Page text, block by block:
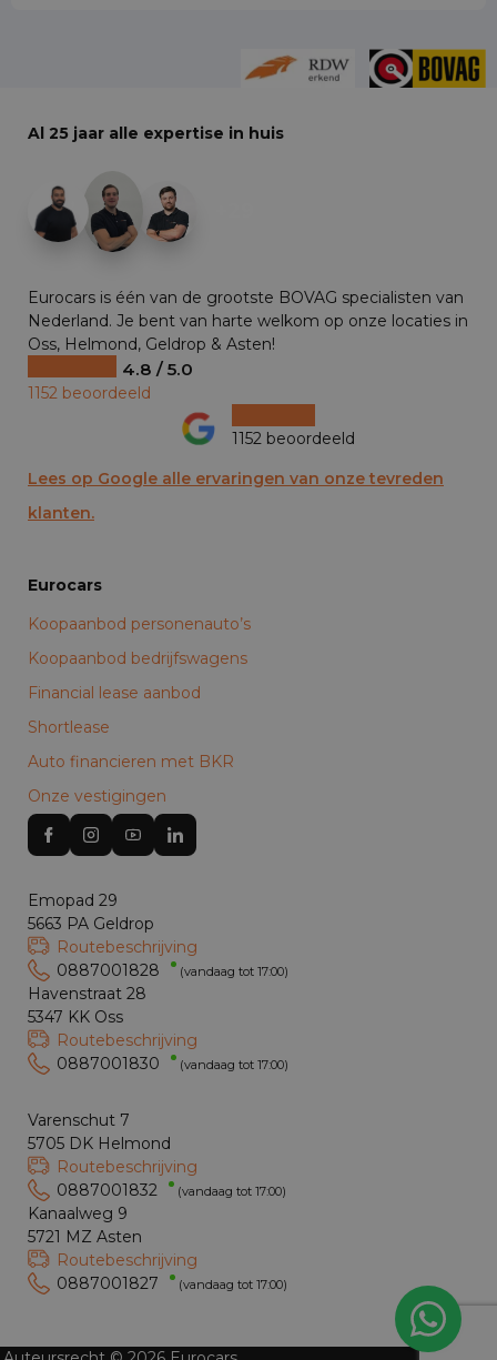
Al 25 jaar alle expertise in huis
Eurocars is één van de grootste BOVAG specialisten van
Nederland. Je bent van harte welkom op onze locaties in
Oss, Helmond, Geldrop & Asten!
4.8 / 5.0
1152 beoordeeld
1152 beoordeeld
Lees op Google alle ervaringen van onze tevreden
klanten.
Eurocars
Koopaanbod personenauto’s
Koopaanbod bedrijfswagens
Financial lease aanbod
Shortlease
Auto financieren met BKR
Onze vestigingen
Emopad 29
5663 PA Geldrop
Routebeschrijving
0887001828
(vandaag tot 17:00)
Havenstraat 28
5347 KK Oss
Routebeschrijving
0887001830
(vandaag tot 17:00)
Varenschut 7
5705 DK Helmond
Routebeschrijving
0887001832
(vandaag tot 17:00)
Kanaalweg 9
5721 MZ Asten
Routebeschrijving
0887001827
(vandaag tot 17:00)